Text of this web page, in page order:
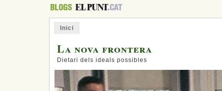
Inici
La nova frontera
Dietari dels ideals possibles